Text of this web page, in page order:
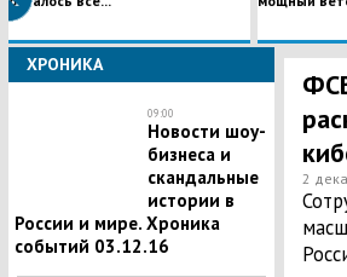
ХРОНИКА
09:00
Новости шоу-
бизнеса и
скандальные
истории в
России и мире. Хроника
событий 03.12.16
2